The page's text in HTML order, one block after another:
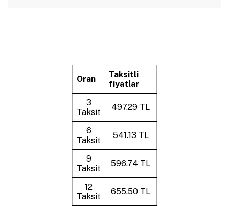
Oran
Taksitli
fiyatlar
3
Taksit
497.29 TL
6
Taksit
541.13 TL
9
Taksit
596.74 TL
12
Taksit
655.50 TL